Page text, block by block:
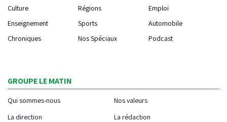
Culture
Régions
Emploi
Enseignement
Sports
Automobile
Chroniques
Nos Spéciaux Podcast
GROUPE LE MATIN
Qui sommes-nous
Nos valeurs
La direction
La rédaction